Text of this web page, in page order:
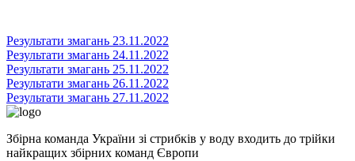
Результати змагань 23.11.2022
Результати змагань 24.11.2022
Результати змагань 25.11.2022
Результати змагань 26.11.2022
Результати змагань 27.11.2022
Збірна команда України зі стрибків у воду входить до трійки
найкращих збірних команд Європи